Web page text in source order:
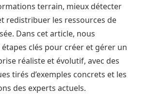
terrain, mieux détecter
redistribuer les ressources de
Dans cet article, nous
clés pour créer et gérer un
réaliste et évolutif, avec des
tirés d’exemples concrets et les
des experts actuels.